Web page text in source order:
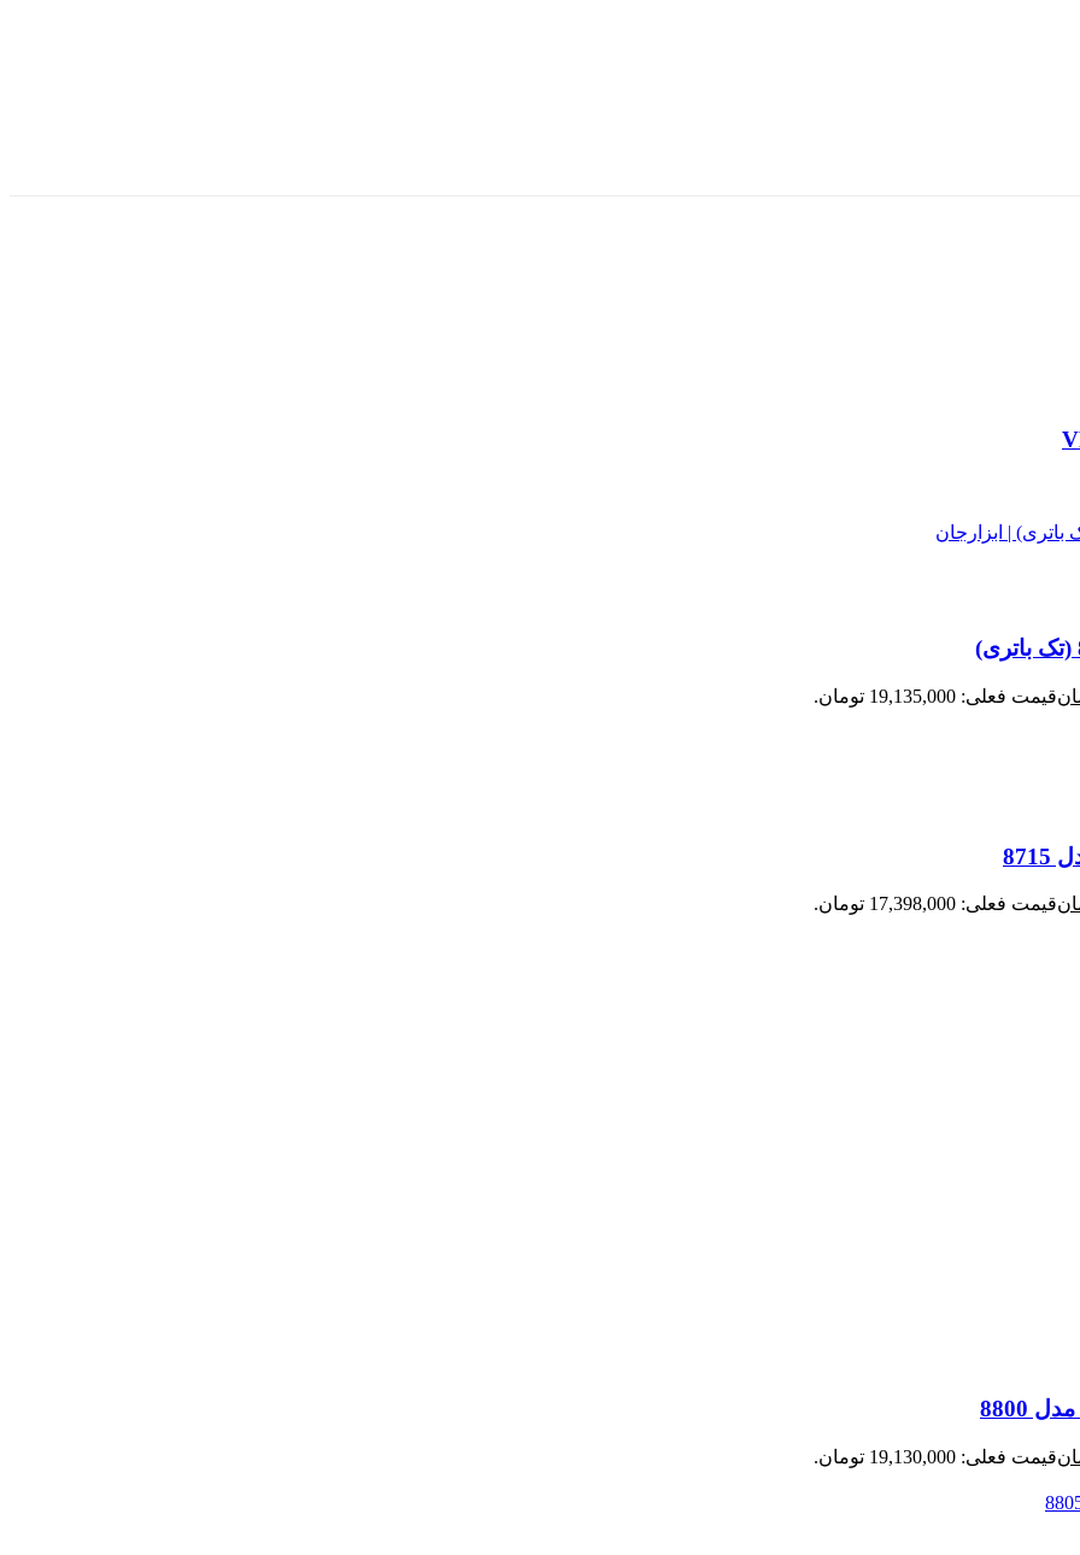
قیمت فعلی: 19,135,000 تومان.
قیمت فعلی: 17,398,000 تومان.
قیمت فعلی: 19,130,000 تومان.